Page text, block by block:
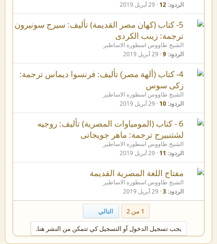
الردود 12 29 أبريل 2019
5- كتاب (كهان مصر القديمة) تأليف: سيرج سونيرون
ترجمة: زينب الكردى
الشيخ طاووس اسطوره الاساطير
الردود 9 29 أبريل 2019
4- كتاب (ألهة مصر) تأليف: فرنسوا ديماس ترجمة:
زكى سوس
الشيخ طاووس اسطوره الاساطير
الردود 10 29 أبريل 2019
6 - كتاب (المومياوات المصرية) تأليف: روجيه
لشتنبيرج ترجمة: ماهر جويجاتى
الشيخ طاووس اسطوره الاساطير
الردود 11 29 أبريل 2019
مفتاح اللغة المصرية القديمة
الشيخ طاووس اسطوره الاساطير
الردود 3 29 أبريل 2019
1 من 2 التالي
يجب تسجيل الدخول أو التسجيل كي تتمكن من النشر هنا.